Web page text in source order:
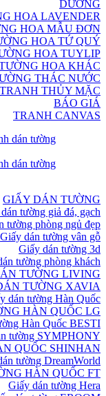
DƯƠNG
HOA LAVENDER
HOA MẪU ĐƠN
HOA TỨ QUÝ
HOA TUYLIP
HOA KHÁC
THÁC NƯỚC
TRANH THỦY MẶC
BÁO GIÁ
TRANH CANVAS
GIẤY DÁN TƯỜNG
tường giả đá, gạch
tường phòng ngủ đẹp
Giấy dán tường vân gỗ
Giấy dán tường 3d
tường phòng khách
TƯỜNG LIVING
TƯỜNG XAVIA
dán tường Hàn Quốc
HÀN QUỐC LG
Hàn Quốc BESTI
tường SYMPHONY
QUỐC SHINHAN
tường DreamWorld
HÀN QUỐC FT
Giấy dán tường Hera